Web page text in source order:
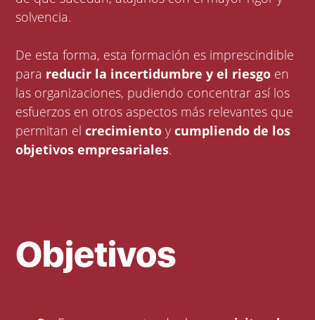
solvencia.
De esta forma, esta formación es imprescindible
para reducir la incertidumbre y el riesgo en
las organizaciones, pudiendo concentrar así los
esfuerzos en otros aspectos más relevantes que
permitan elcrecimiento ycumpliendo de los
objetivos empresariales.
Objetivos